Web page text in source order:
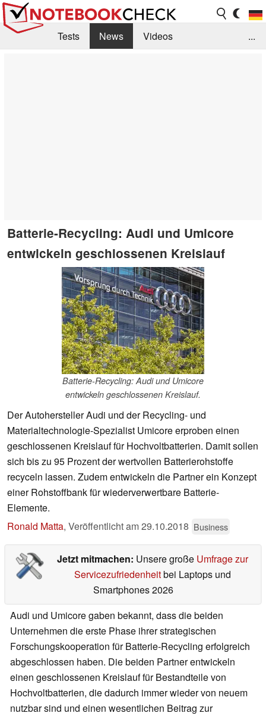
Tests News
Videos
...
Batterie-Recycling: Audi und Umicore
entwickeln geschlossenen Kreislauf
Batterie-Recycling: Audi und Umicore
entwickeln geschlossenen Kreislauf.
Der Autohersteller Audi und der Recycling- und
Materialtechnologie-Spezialist Umicore erproben einen
geschlossenen Kreislauf für Hochvoltbatterien. Damit sollen
sich bis zu 95 Prozent der wertvollen Batterierohstoffe
recyceln lassen. Zudem entwickeln die Partner ein Konzept
einer Rohstoffbank für wiederverwertbare Batterie-
Elemente.
Ronald Matta, Veröffentlicht am29.10.2018 Business
Jetzt mitmachen: Unsere große Umfrage zur
Servicezufriedenheitbei Laptops und
Smartphones 2026
Audi und Umicore gaben bekannt, dass die beiden
Unternehmen die erste Phase ihrer strategischen
Forschungskooperation für Batterie-Recycling erfolgreich
abgeschlossen haben. Die beiden Partner entwickeln
einen geschlossenen Kreislauf für Bestandteile von
Hochvoltbatterien, die dadurch immer wieder von neuem
nutzbar sind und einen wesentlichen Beitrag zur